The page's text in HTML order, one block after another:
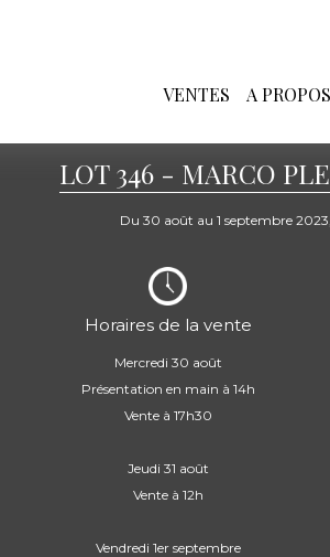
VENTES A PROPOS
LOT 346 - MARCO
Du 30 août au 1 septembre
Horaires de la vente
Mercredi 30 août
Présentation en main à 14h
Vente à 17h30
Jeudi 31 août
Vente à 12h
Vendredi 1er septembre